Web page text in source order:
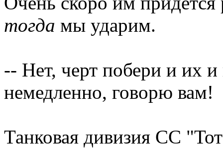
тогда мы ударим.
-- Нет, черт побери и их
немедленно, говорю вам!
Танковая дивизия СС